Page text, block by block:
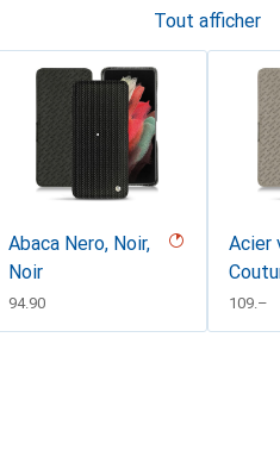
Tout afficher
Abaca Nero, Noir,
Noir
CHF
94.90
Acier
CHF
109.–